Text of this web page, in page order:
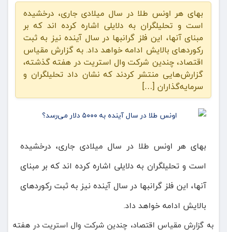
بهای هر اونس طلا در سال میلادی جاری، درخشیده
است و تحلیلگران به دلایلی اشاره کرده اند که بر
مبنای آنها، این فلز گرانبها در سال آینده نیز به ثبت
رکوردهای بالایش ادامه خواهد داد. به گزارش مقیاس
اقتصاد، چندین شرکت وال استریت در هفته گذشته،
گزارش‌هایی منتشر کردند که نشان داد تحلیلگران و
سرمایه‌گذاران […]
بهای هر اونس طلا در سال میلادی جاری، درخشیده
است و تحلیلگران به دلایلی اشاره کرده اند که بر مبنای
آنها، این فلز گرانبها در سال آینده نیز به ثبت رکوردهای
بالایش ادامه خواهد داد.
به گزارش مقیاس اقتصاد، چندین شرکت وال استریت در هفته